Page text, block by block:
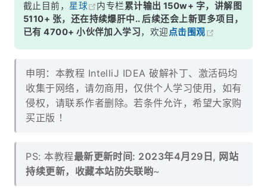
截止目前， 星球 内专栏累计输出 150w+ 字，讲解图
5110+ 张，还在持续爆肝中.. 后续还会上新更多项目，
已有 4700+ 小伙伴加入学习，欢迎点击围观
申明：本教程 IntelliJ IDEA 破解补丁、激活码均
收集于网络，请勿商用，仅供个人学习使用，如有
侵权，请联系作者删除。若条件允许，希望大家购
买正版 ！
PS: 本教程最新更新时间: 2023年4月29日, 网站
持续更新，收藏本站防失联哟~